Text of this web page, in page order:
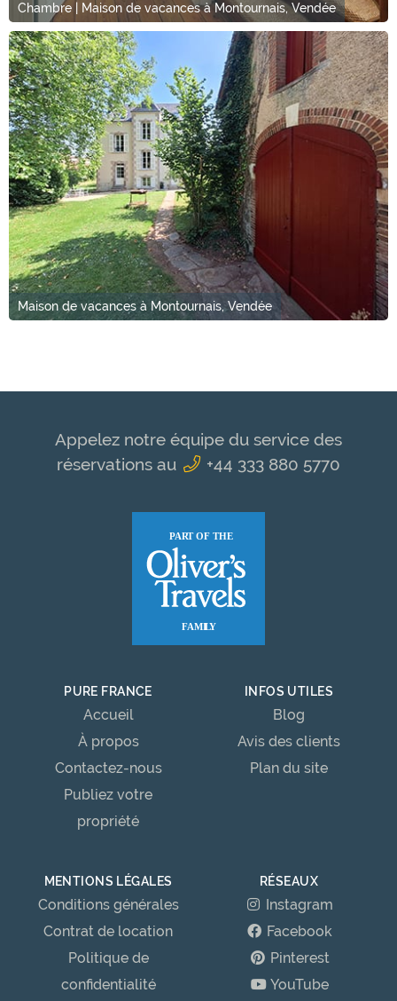
Chambre | Maison de vacances à Montournais, Vendée
Maison de vacances à Montournais, Vendée
Appelez notre équipe du service des
réservations au
+44 333 880 5770
PURE FRANCE
Accueil
À propos
Contactez-nous
Publiez votre
propriété
INFOS UTILES
Blog
Avis des clients
Plan du site
MENTIONS LÉGALES
Conditions générales
Contrat de location
Politique de
confidentialité
RÉSEAUX
Instagram
Facebook
Pinterest
YouTube